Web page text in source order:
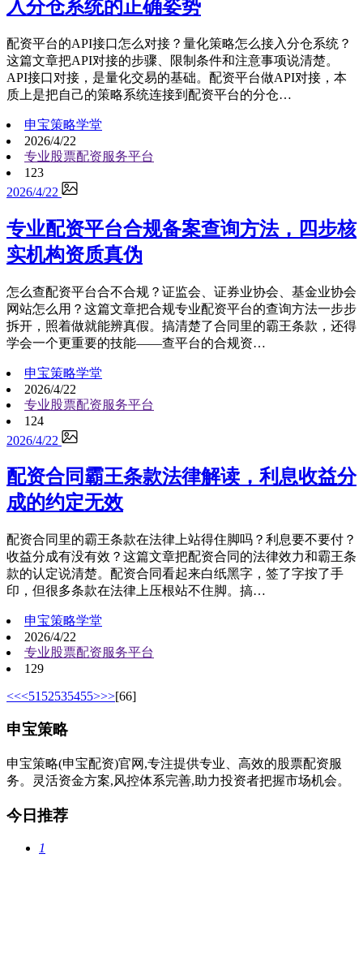
入分仓系统的正确姿势
配资平台的API接口怎么对接？量化策略怎么接入分仓系统？
这篇文章把API对接的步骤、限制条件和注意事项说清楚。
API接口对接，是量化交易的基础。配资平台做API对接，本
质上是把自己的策略系统连接到配资平台的分仓…
申宝策略学堂
2026/4/22
专业股票配资服务平台
123
2026/4/22
专业配资平台合规备案查询方法，四步核
实机构资质真伪
怎么查配资平台合不合规？证监会、证券业协会、基金业协会
网站怎么用？这篇文章把合规专业配资平台的查询方法一步步
拆开，照着做就能辨真假。搞清楚了合同里的霸王条款，还得
学会一个更重要的技能——查平台的合规资…
申宝策略学堂
2026/4/22
专业股票配资服务平台
124
2026/4/22
配资合同霸王条款法律解读，利息收益分
成的约定无效
配资合同里的霸王条款在法律上站得住脚吗？利息要不要付？
收益分成有没有效？这篇文章把配资合同的法律效力和霸王条
款的认定说清楚。配资合同看起来白纸黑字，签了字按了手
印，但很多条款在法律上压根站不住脚。搞…
申宝策略学堂
2026/4/22
专业股票配资服务平台
129
<<<51 52535455>>>[66]
申宝策略
申宝策略(申宝配资)官网,专注提供专业、高效的股票配资服
务。灵活资金方案,风控体系完善,助力投资者把握市场机会。
今日推荐
1